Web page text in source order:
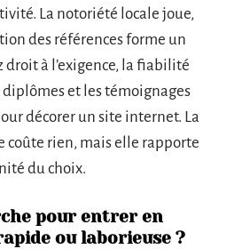
La notoriété locale joue,
des références forme un
droit à l’exigence, la fiabilité
diplômes et les témoignages
décorer un site internet. La
coûte rien, mais elle rapporte
du choix.
pour entrer en
ou laborieuse ?